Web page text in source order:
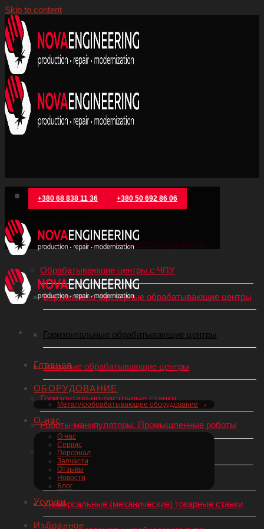
Skip to content
+380 68 838 11 36 +380 50 692 86 06
Главная
ОБОРУДОВАНИЕ
Металлообрабатывающее оборудование
О нас
О нас
Сервис
Персонал
Запчасти
Отзывы
Новости
Блог
Услуги
Избранное
Категории товаров
Металлообрабатывающее оборудование
Обрабатывающие центры с ЧПУ
Вертикально-фрезерные обрабатывающие центры
Горизонтальные обрабатывающие центры
Токарные обрабатывающие центры
Горизонтально-расточные станки
Роботы-манипуляторы, Промышленные роботы
Токарные станки по металлу
Токарные станки с ЧПУ
Универсальные (механические) токарные станки